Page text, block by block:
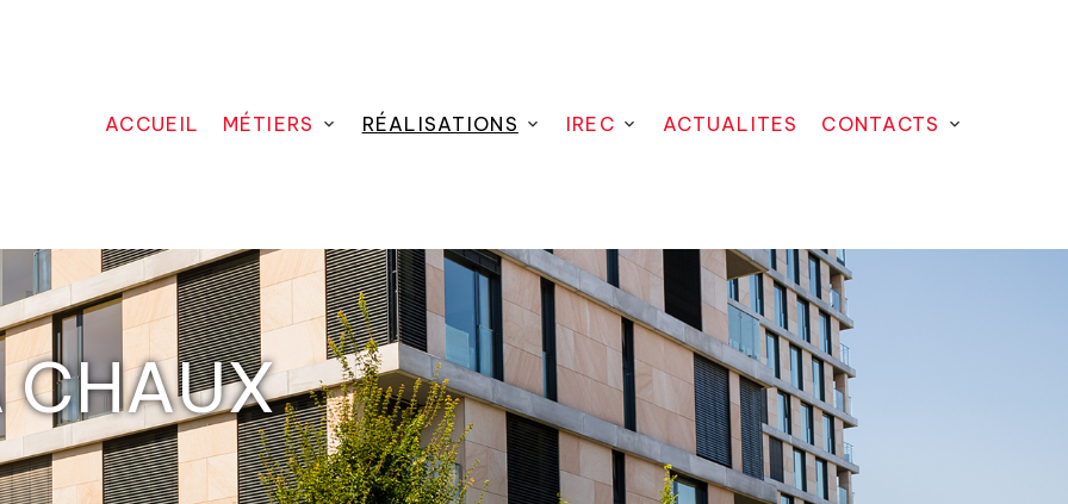
ACCUEIL MÉTIERS RÉALISATIONS IREC ACTUALITES CONTACTS
CHAUX